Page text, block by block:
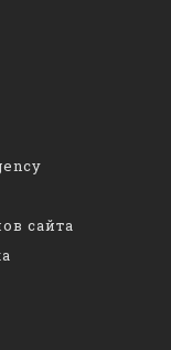
сайта